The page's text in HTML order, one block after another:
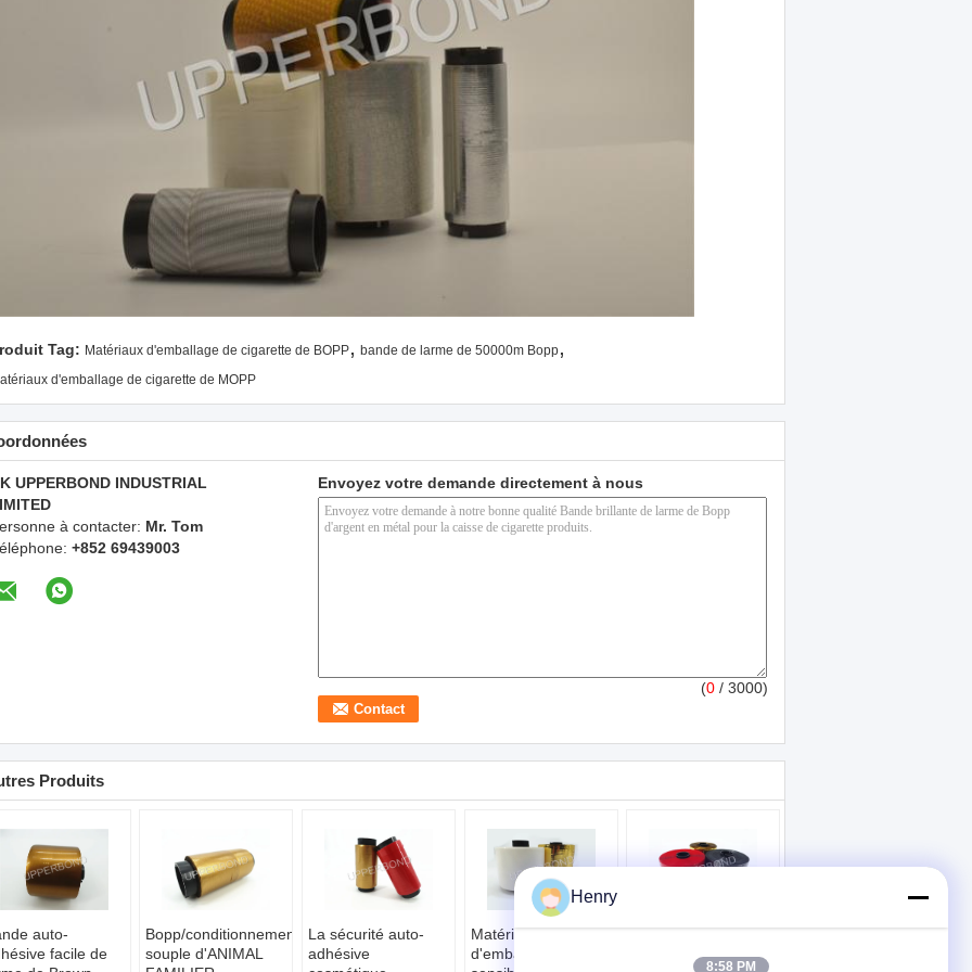
Tag: Matériaux d'emballage de cigarette de BOPP, bande de larme de 50000m Bopp,
d'emballage de cigarette de MOPP
UPPERBOND INDUSTRIAL
à contacter: Mr. Tom
+852 69439003
Envoyez votre demande directement à nous
(0 / 3000)
Produits
auto-
facile de
Bopp/conditionnement
souple d'ANIMAL
La sécurité auto-
adhésive
Matériaux
d'emballage
matériel recyclable
d'hologramme de
Henry
8:58 PM